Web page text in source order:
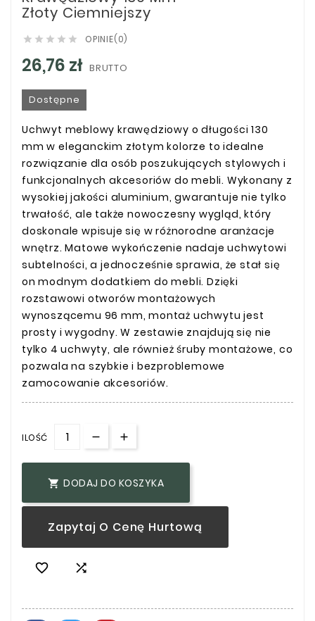
Złoty Ciemniejszy
     OPINIE(0)
26,76 zł BRUTTO
Dostępne
Uchwyt meblowy krawędziowy o długości 130
mm w eleganckim złotym kolorze to idealne
rozwiązanie dla osób poszukujących stylowych i
funkcjonalnych akcesoriów do mebli. Wykonany z
wysokiej jakości aluminium, gwarantuje nie tylko
trwałość, ale także nowoczesny wygląd, który
doskonale wpisuje się w różnorodne aranżacje
wnętrz. Matowe wykończenie nadaje uchwytowi
subtelności, a jednocześnie sprawia, że stał się
on modnym dodatkiem do mebli. Dzięki
rozstawowi otworów montażowych
wynoszącemu 96 mm, montaż uchwytu jest
prosty i wygodny. W zestawie znajdują się nie
tylko 4 uchwyty, ale również śruby montażowe, co
pozwala na szybkie i bezproblemowe
zamocowanie akcesoriów.
ILOŚĆ
 DODAJ DO KOSZYKA
Zapytaj O Cenę Hurtową
 